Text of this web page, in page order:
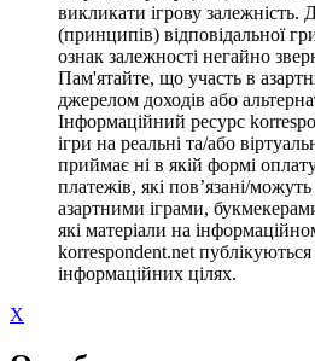
викликати ігрову залежність.
(принципів) відповідальної
ознак залежності негайно
Пам'ятайте, що участь в
джерелом доходів або
Інформаційний ресурс
ігри на реальні та/або
приймає ні в якій формі
платежів, які пов’язані/можуть
азартними іграми,
які матеріали на
korrespondent.net
інформаційних цілях.
X